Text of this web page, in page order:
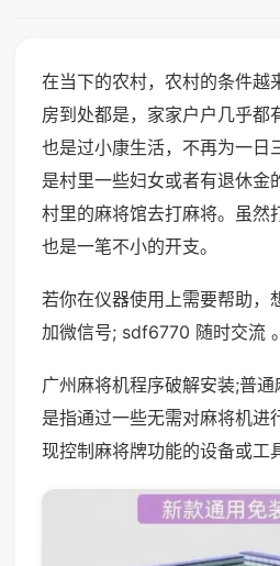
在当下的农村，农村的条件越
房到处都是，家家户户几乎都
也是过小康生活，不再为一日
是村里一些妇女或者有退休金
村里的麻将馆去打麻将。虽然
也是一笔不小的开支。
若你在仪器使用上需要帮助，
加微信号; sdf6770 随时交流 。
广州麻将机程序破解安装;普
是指通过一些无需对麻将机进
现控制麻将牌功能的设备或工